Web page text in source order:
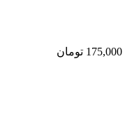
175,000 تومان